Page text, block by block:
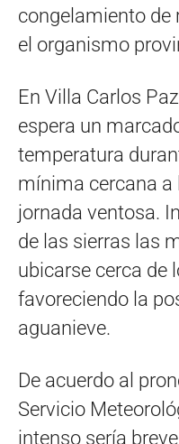
congelamiento de
el organismo
En Villa Carlos
espera un
temperatura
mínima cercana a
jornada ventosa.
de las sierras las
ubicarse cerca de
favoreciendo la
aguanieve.
De acuerdo al
Servicio
intenso sería